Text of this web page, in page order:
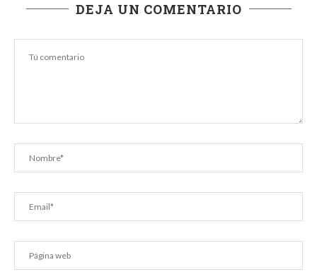
DEJA UN COMENTARIO